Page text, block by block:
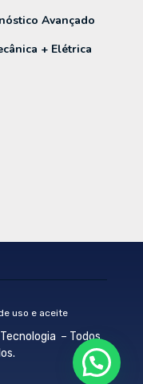
Avançado
+ Elétrica
uso e aceite
– Todos